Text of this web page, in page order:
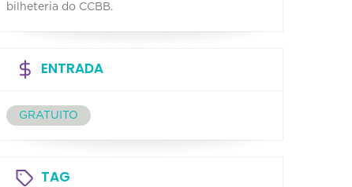
bilheteria do CCBB.
ENTRADA
GRATUITO
TAG